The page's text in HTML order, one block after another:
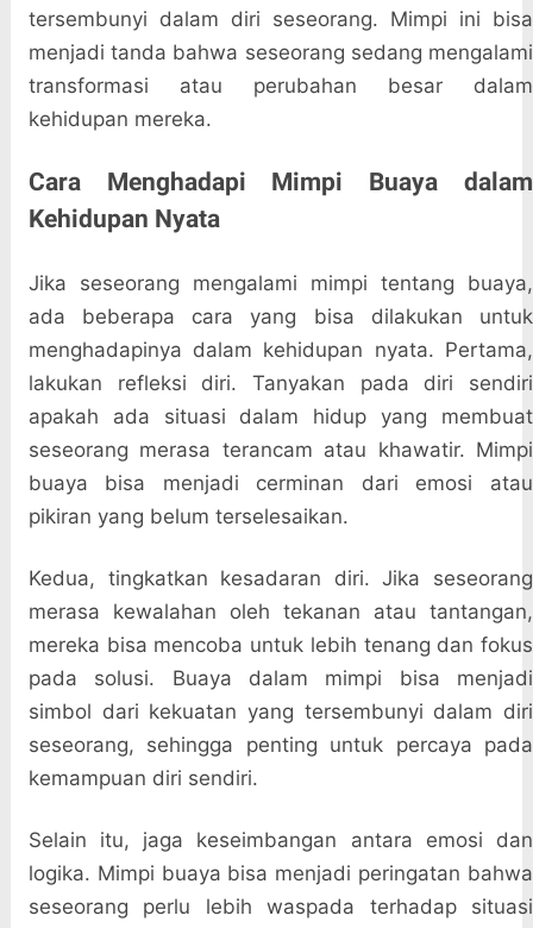
tersembunyi dalam diri seseorang. Mimpi ini bisa
menjadi tanda bahwa seseorang sedang mengalami
transformasi atau perubahan besar dalam
kehidupan mereka.
Cara Menghadapi Mimpi Buaya dalam
Kehidupan Nyata
Jika seseorang mengalami mimpi tentang buaya,
ada beberapa cara yang bisa dilakukan untuk
menghadapinya dalam kehidupan nyata. Pertama,
lakukan refleksi diri. Tanyakan pada diri sendiri
apakah ada situasi dalam hidup yang membuat
seseorang merasa terancam atau khawatir. Mimpi
buaya bisa menjadi cerminan dari emosi atau
pikiran yang belum terselesaikan.
Kedua, tingkatkan kesadaran diri. Jika seseorang
merasa kewalahan oleh tekanan atau tantangan,
mereka bisa mencoba untuk lebih tenang dan fokus
pada solusi. Buaya dalam mimpi bisa menjadi
simbol dari kekuatan yang tersembunyi dalam diri
seseorang, sehingga penting untuk percaya pada
kemampuan diri sendiri.
Selain itu, jaga keseimbangan antara emosi dan
logika. Mimpi buaya bisa menjadi peringatan bahwa
seseorang perlu lebih waspada terhadap situasi